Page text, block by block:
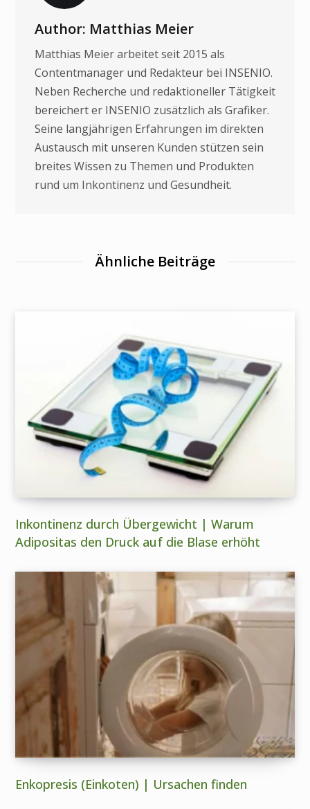
Author: Matthias Meier
Matthias Meier arbeitet seit 2015 als
Contentmanager und Redakteur bei INSENIO.
Neben Recherche und redaktioneller Tätigkeit
bereichert er INSENIO zusätzlich als Grafiker.
Seine langjährigen Erfahrungen im direkten
Austausch mit unseren Kunden stützen sein
breites Wissen zu Themen und Produkten
rund um Inkontinenz und Gesundheit.
Ähnliche Beiträge
Inkontinenz durch Übergewicht | Warum
Adipositas den Druck auf die Blase erhöht
Enkopresis (Einkoten) | Ursachen finden